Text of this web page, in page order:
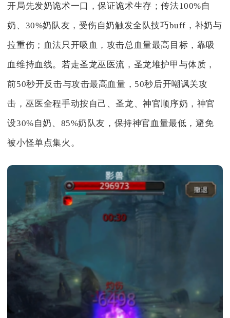
开局先发奶诡术一口，保证诡术生存；传法100%自
奶、30%奶队友，受伤自奶触发全队技巧buff，补奶与
拉重伤；血法只开吸血，攻击总血量最高目标，靠吸
血维持血线。若走圣龙巫医流，圣龙堆护甲与体质，
前50秒开反击与攻击最高血量，50秒后开嘲讽关攻
击，巫医全程手动按自己、圣龙、神官顺序奶，神官
设30%自奶、85%奶队友，保持神官血量最低，避免
被小怪单点集火。